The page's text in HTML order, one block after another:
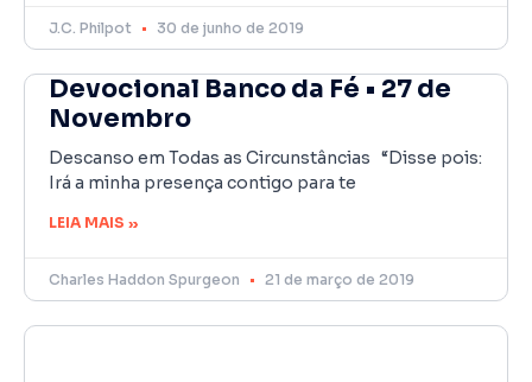
J.C. Philpot 30 de junho de 2019
Devocional Banco da Fé • 27 de
Novembro
Descanso em Todas as Circunstâncias “Disse pois:
Irá a minha presença contigo para te
LEIA MAIS »
Charles Haddon Spurgeon 21 de março de 2019